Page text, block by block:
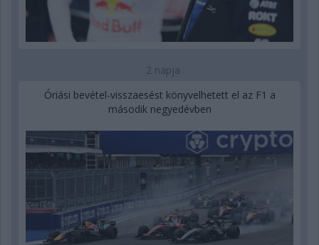
2 napja
Óriási bevétel-visszaesést könyvelhetett el az F1 a
második negyedévben